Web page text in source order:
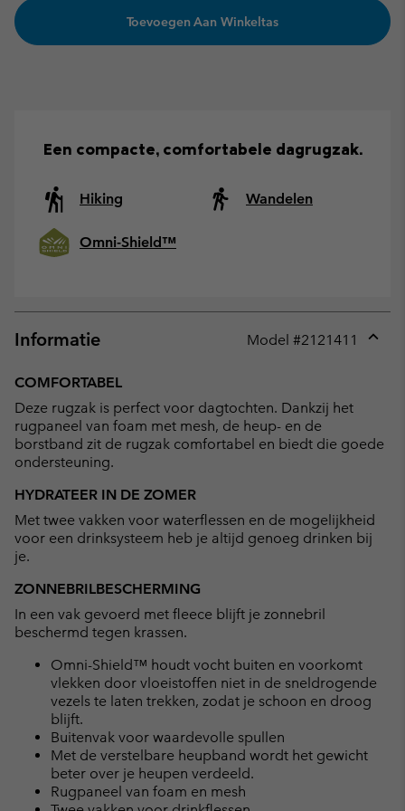
Toevoegen Aan Winkeltas
Een compacte, comfortabele dagrugzak.
Hiking Wandelen
Omni-Shield™
Informatie Model #2121411
COMFORTABEL
Deze rugzak is perfect voor dagtochten. Dankzij het
rugpaneel van foam met mesh, de heup- en de
borstband zit de rugzak comfortabel en biedt die goede
ondersteuning.
HYDRATEER IN DE ZOMER
Met twee vakken voor waterflessen en de mogelijkheid
voor een drinksysteem heb je altijd genoeg drinken bij
je.
ZONNEBRILBESCHERMING
In een vak gevoerd met fleece blijft je zonnebril
beschermd tegen krassen.
Omni-Shield™ houdt vocht buiten en voorkomt
vlekken door vloeistoffen niet in de sneldrogende
vezels te laten trekken, zodat je schoon en droog
blijft.
Buitenvak voor waardevolle spullen
Met de verstelbare heupband wordt het gewicht
beter over je heupen verdeeld.
Rugpaneel van foam en mesh